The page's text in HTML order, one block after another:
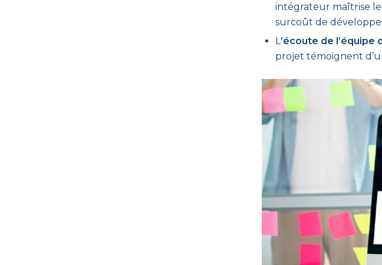
intégrateur maîtrise
surcoût de
L’écoute de l’équipe
projet témoignent